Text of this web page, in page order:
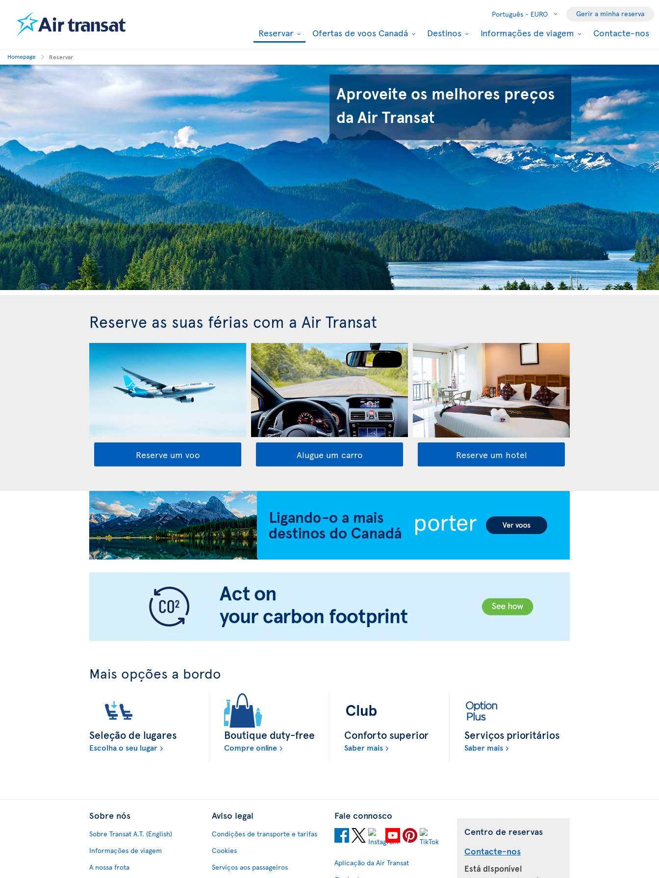
Português - EURO Gerir a minha reserva
Reservar Ofertas de voos Canadá Destinos Informações de viagem Contacte-nos
Homepage Reservar
Aproveite os melhores preços
da Air Transat
Reserve as suas férias com a Air Transat
Reserve um voo Alugue um carro Reserve um hotel
Mais opções a bordo
Seleção de lugares
Escolha o seu lugar
Boutique duty-free
Compre online
Conforto superior
Saber mais
Serviços prioritários
Saber mais
Sobre nós
Sobre Transat A.T. (English)
Informações de viagem
A nossa frota
Aviso legal
Condições de transporte e tarifas
Cookies
Serviços aos passageiros
Fale connosco
Aplicação da Air Transat
Centro de reservas
Contacte-nos
Está disponível